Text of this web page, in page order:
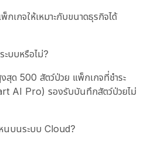
เกจให้เหมาะกับขนาดธุรกิจได้
ะบบหรือไม่?
ด 500 สัตว์ป่วย แพ็กเกจที่ชำระ
AI Pro) รองรับบันทึกสัตว์ป่วยไม่
นบนระบบ Cloud?